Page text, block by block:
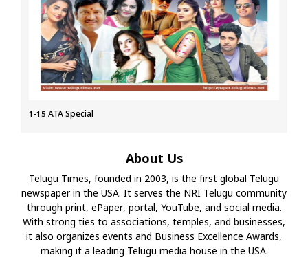
1-15 ATA Special
About Us
Telugu Times, founded in 2003, is the first global Telugu
newspaper in the USA. It serves the NRI Telugu community
through print, ePaper, portal, YouTube, and social media.
With strong ties to associations, temples, and businesses,
it also organizes events and Business Excellence Awards,
making it a leading Telugu media house in the USA.